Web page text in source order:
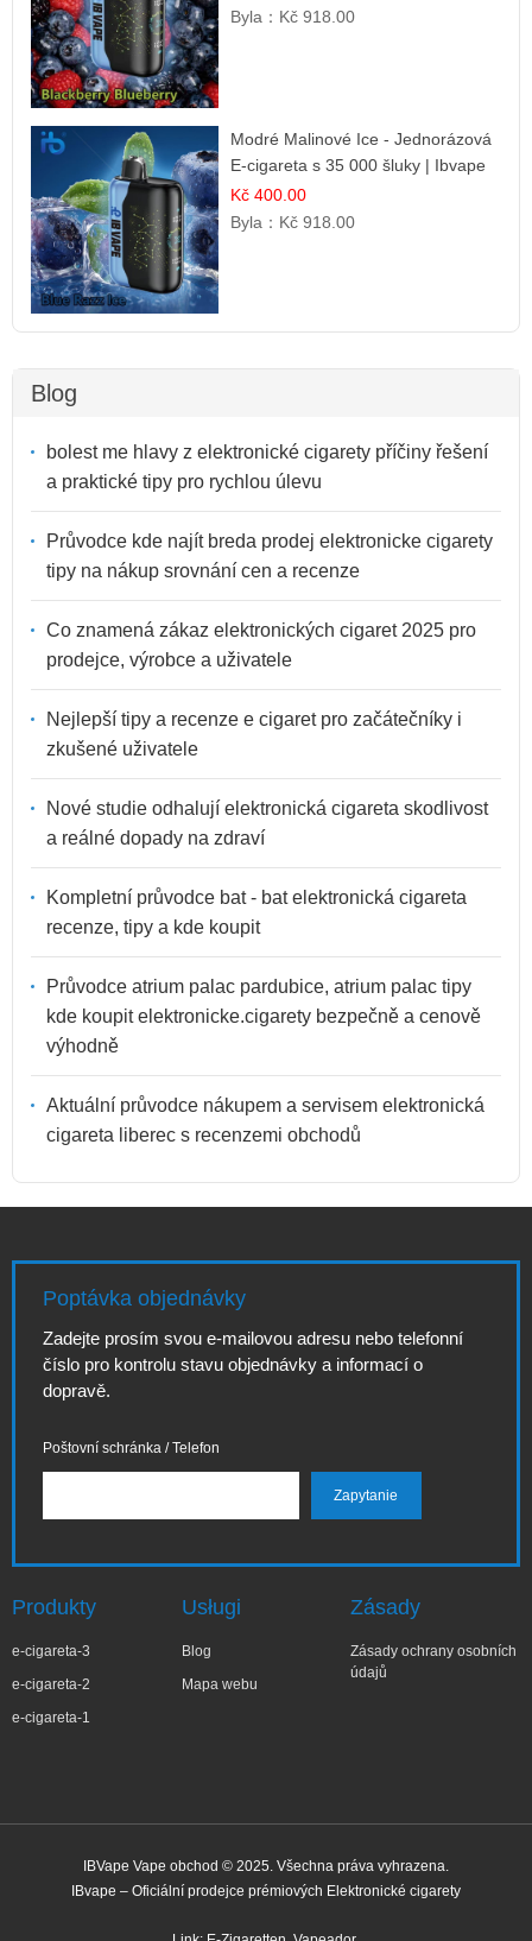
Byla： Kč 918.00
Modré Malinové Ice - Jednorázová
E-cigareta s 35 000 šluky | Ibvape
Kč 400.00
Byla： Kč 918.00
Blog
bolest me hlavy z elektronické cigarety příčiny řešení
a praktické tipy pro rychlou úlevu
Průvodce kde najít breda prodej elektronicke cigarety
tipy na nákup srovnání cen a recenze
Co znamená zákaz elektronických cigaret 2025 pro
prodejce, výrobce a uživatele
Nejlepší tipy a recenze e cigaret pro začátečníky i
zkušené uživatele
Nové studie odhalují elektronická cigareta skodlivost
a reálné dopady na zdraví
Kompletní průvodce bat - bat elektronická cigareta
recenze, tipy a kde koupit
Průvodce atrium palac pardubice, atrium palac tipy
kde koupit elektronicke.cigarety bezpečně a cenově
výhodně
Aktuální průvodce nákupem a servisem elektronická
cigareta liberec s recenzemi obchodů
Poptávka objednávky
Zadejte prosím svou e-mailovou adresu nebo telefonní
číslo pro kontrolu stavu objednávky a informací o
dopravě.
Poštovní schránka / Telefon
Produkty
e-cigareta-3
e-cigareta-2
e-cigareta-1
Usługi
Blog
Mapa webu
Zásady
Zásady ochrany osobních
údajů
IBVape Vape obchod © 2025. Všechna práva vyhrazena.
IBvape – Oficiální prodejce prémiových Elektronické cigarety
✕
Bar***ra